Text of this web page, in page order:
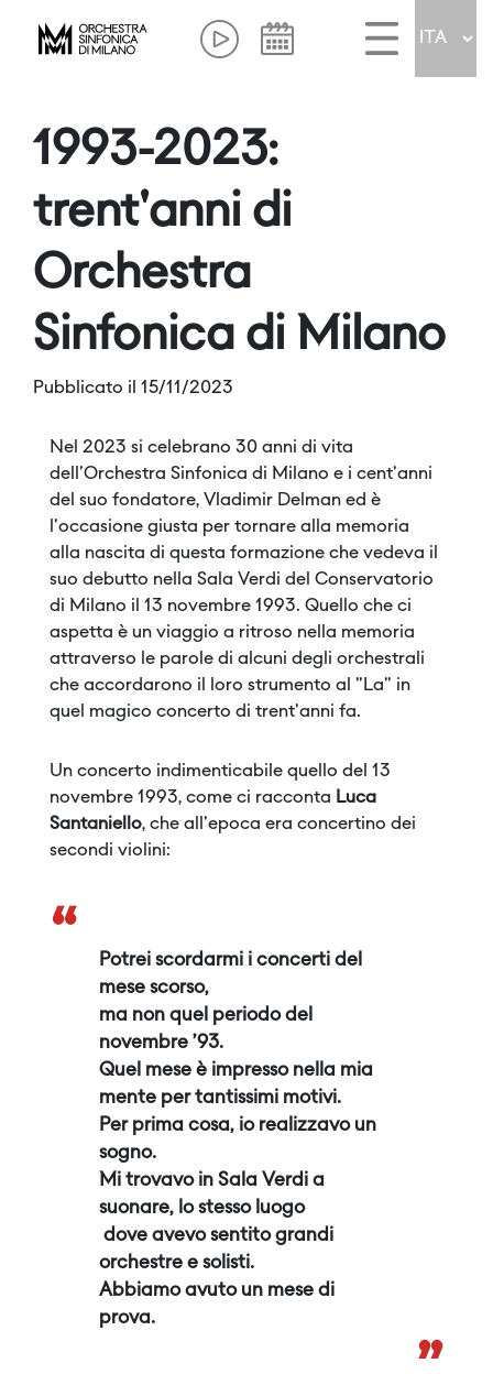
1993-2023:
trent'anni di
Orchestra
Sinfonica di Milano
Pubblicato il 15/11/2023
Nel 2023 si celebrano 30 anni di vita
dell'Orchestra Sinfonica di Milano e i cent'anni
del suo fondatore, Vladimir Delman ed è
l'occasione giusta per tornare alla memoria
alla nascita di questa formazione che vedeva il
suo debutto nella Sala Verdi del Conservatorio
di Milano il 13 novembre 1993. Quello che ci
aspetta è un viaggio a ritroso nella memoria
attraverso le parole di alcuni degli orchestrali
che accordarono il loro strumento al "La" in
quel magico concerto di trent'anni fa.
Un concerto indimenticabile quello del 13
novembre 1993, come ci racconta Luca
Santaniello, che all'epoca era concertino dei
secondi violini:
“
Potrei scordarmi i concerti del
mese scorso,
ma non quel periodo del
novembre ’93.
Quel mese è impresso nella mia
mente per tantissimi motivi.
Per prima cosa, io realizzavo un
sogno.
Mi trovavo in Sala Verdi a
suonare, lo stesso luogo
dove avevo sentito grandi
orchestre e solisti.
Abbiamo avuto un mese di
prova.